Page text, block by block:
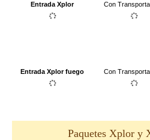
Entrada Xplor Con
Entrada Xplor fuego Con
Paquetes Xplor y